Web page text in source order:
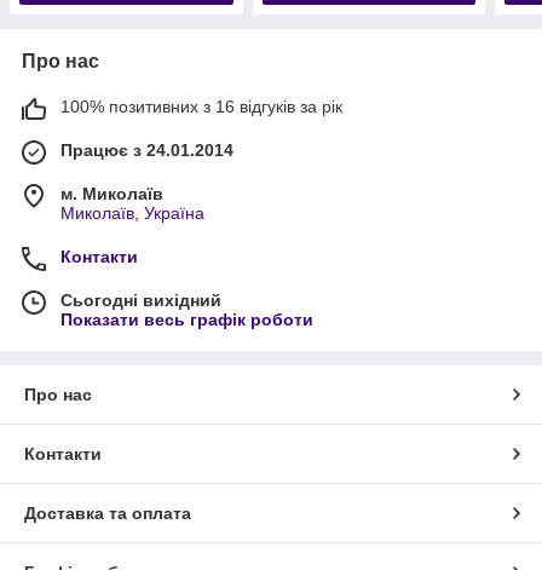
Про нас
100% позитивних з 16 відгуків за рік
Працює з 24.01.2014
м. Миколаїв
Миколаїв, Україна
Контакти
Сьогодні вихідний
Показати весь графік роботи
Про нас
Контакти
Доставка та оплата